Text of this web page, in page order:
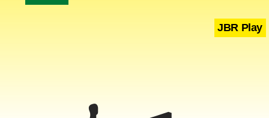
Como
Logo em
JBR Play